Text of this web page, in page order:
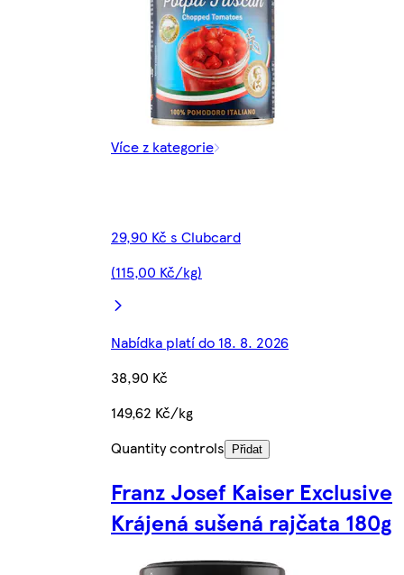
Více z kategorie
29,90 Kč s Clubcard
(115,00 Kč/kg)
Nabídka platí do 18. 8. 2026
38,90 Kč
149,62 Kč/kg
Quantity controls
Přidat
Franz Josef Kaiser Exclusive
Krájená sušená rajčata 180g